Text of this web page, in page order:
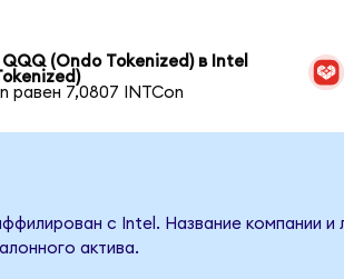
QQQ (Ondo Tokenized) в Intel
равен 7,0807 INTCon
с Intel. Название компании и
актива.